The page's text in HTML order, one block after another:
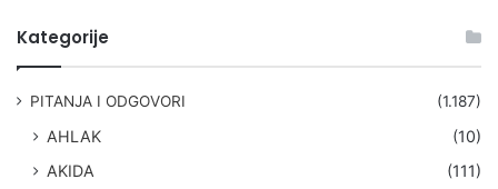
Kategorije
PITANJA I ODGOVORI (1.187)
AHLAK
(10)
AKIDA
(111)